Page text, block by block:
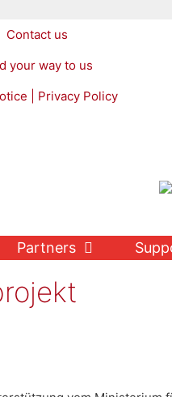
Contact us
your way to us
| Privacy Policy
Partners